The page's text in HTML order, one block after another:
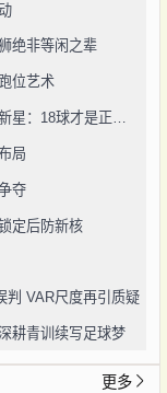
绝非等闲之辈
位艺术
记者误报姆巴佩进球数遭本尊笑着纠正 法国新星：18球才是正确答案
局
夺
定后防新核
判 VAR尺度再引质疑
耕青训续写足球梦
更多